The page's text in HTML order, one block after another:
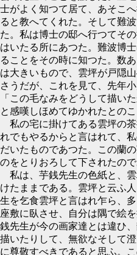
士がよく知つて居て、あそこ
ると教へてくれた。そして難
た。私は博士の邸へ行つてそ
はいたる所にあつた。難波博
ることをその時に知つた。数
は大きいもので、雲坪が戸隠
さうだが、これを見て、先年
「この毛なみをどうして描いた
と感嘆しほめてゆかれたとのこ
私の宅に掛けてある雲坪の
れでもやるからと言はれて、
だいたものであつた。この蘭
のをとりおろして下されたので
私は、芋銭先生の色紙と、
けたままである。雲坪と云ふ
生を乞食雲坪と言はれ乍ら、
座敷に臥させ、自分は隅で絵
銭先生が今の画家達とは違ひ
描いたりして、無欲なそして
に尊敬すべきであると思ふ。